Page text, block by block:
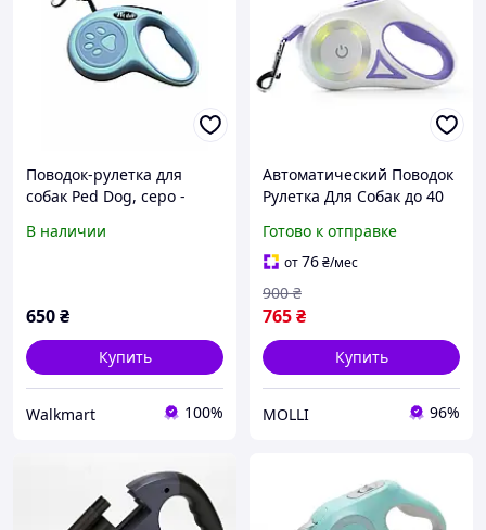
Поводок-рулетка для
собак Ped Dog, серо -
В наличии
650₴
Купить
Walkmart 100%
Автоматический Поводок
Рулетка Для Собак до 40
Метров с LED Подсветкой
и Фонариком
Готово к отправке
от76₴/мес
765₴
900 ₴
Купить
MOLLI 96%